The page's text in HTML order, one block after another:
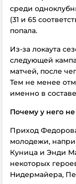
среди
(31 и 65
попала.
Из-за локаута
следующей
матчей, после
Тем не менее
именно в составе
Почему у него
Приход
молодежи,
Куница и Энди
некоторых
Нидермайера,